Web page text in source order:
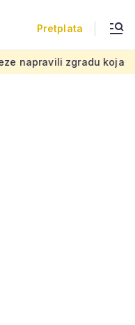
Pretplata
koja pomiče granice,